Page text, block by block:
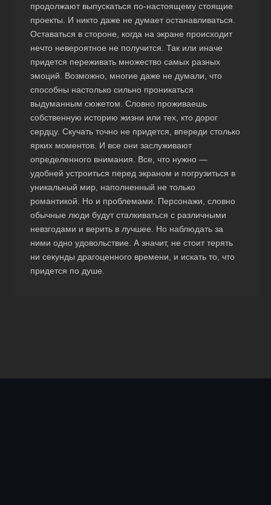
продолжают выпускаться по-настоящему стоящие
проекты. И никто даже не думает останавливаться.
Оставаться в стороне, когда на экране происходит
нечто невероятное не получится. Так или иначе
придется переживать множество самых разных
эмоций. Возможно, многие даже не думали, что
способны настолько сильно проникаться
выдуманным сюжетом. Словно проживаешь
собственную историю жизни или тех, кто дорог
сердцу. Скучать точно не придется, впереди столько
ярких моментов. И все они заслуживают
определенного внимания. Все, что нужно —
удобней устроиться перед экраном и погрузиться в
уникальный мир, наполненный не только
романтикой. Но и проблемами. Персонажи, словно
обычные люди будут сталкиваться с различными
невзгодами и верить в лучшее. Но наблюдать за
ними одно удовольствие. А значит, не стоит терять
ни секунды драгоценного времени, и искать то, что
придется по душе.